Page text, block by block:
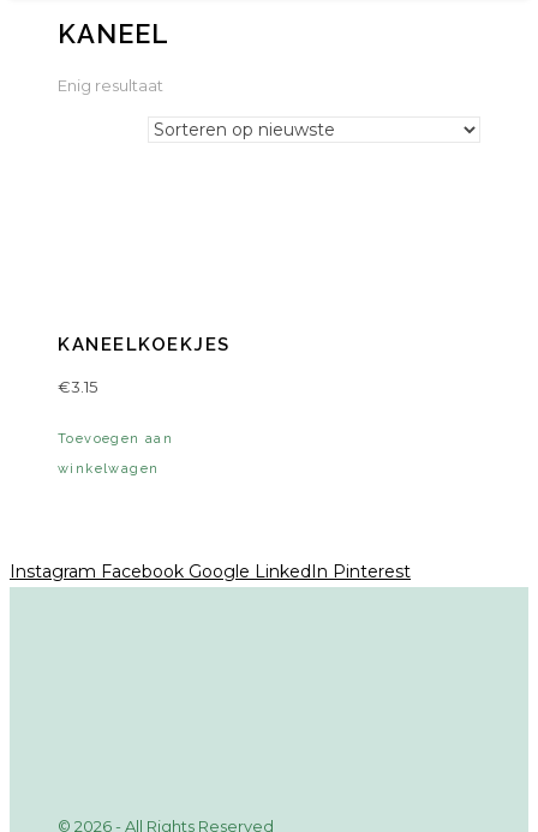
KANEEL
Enig resultaat
KANEELKOEKJES
€3.15
Toevoegen aan
winkelwagen
Instagram Facebook Google LinkedIn Pinterest
© 2026 - All Rights Reserved